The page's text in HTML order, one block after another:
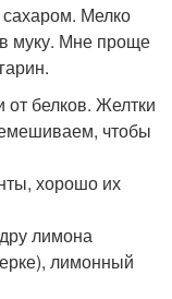
Мелко
муку. Мне проще
от белков. Желтки
чтобы
хорошо их
лимона
лимонный